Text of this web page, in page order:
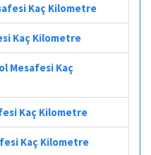
Kaç Kilometre
Kaç Kilometre
Mesafesi Kaç
Kaç Kilometre
Kaç Kilometre